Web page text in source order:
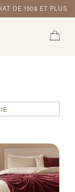
DE 150$ ET PLUS